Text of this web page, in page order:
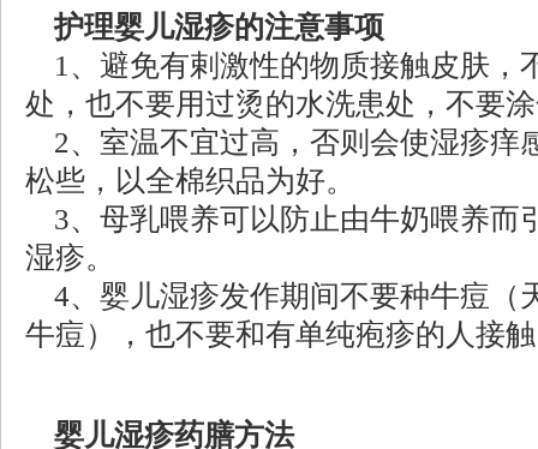
护理婴儿湿疹的注意事项
1、避免有剌激性的物质接触皮肤，
处，也不要用过烫的水洗患处，不要
2、室温不宜过高，否则会使湿疹痒
松些，以全棉织品为好。
3、母乳喂养可以防止由牛奶喂养而
湿疹。
4、婴儿湿疹发作期间不要种牛痘（
牛痘），也不要和有单纯疱疹的人接
婴儿湿疹药膳方法